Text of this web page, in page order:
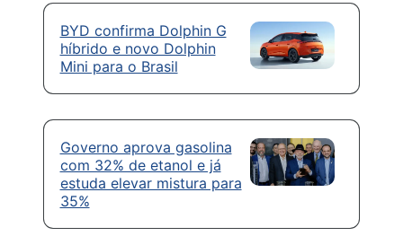
BYD confirma Dolphin G
híbrido e novo Dolphin
Mini para o Brasil
Governo aprova gasolina
com 32% de etanol e já
estuda elevar mistura para
35%